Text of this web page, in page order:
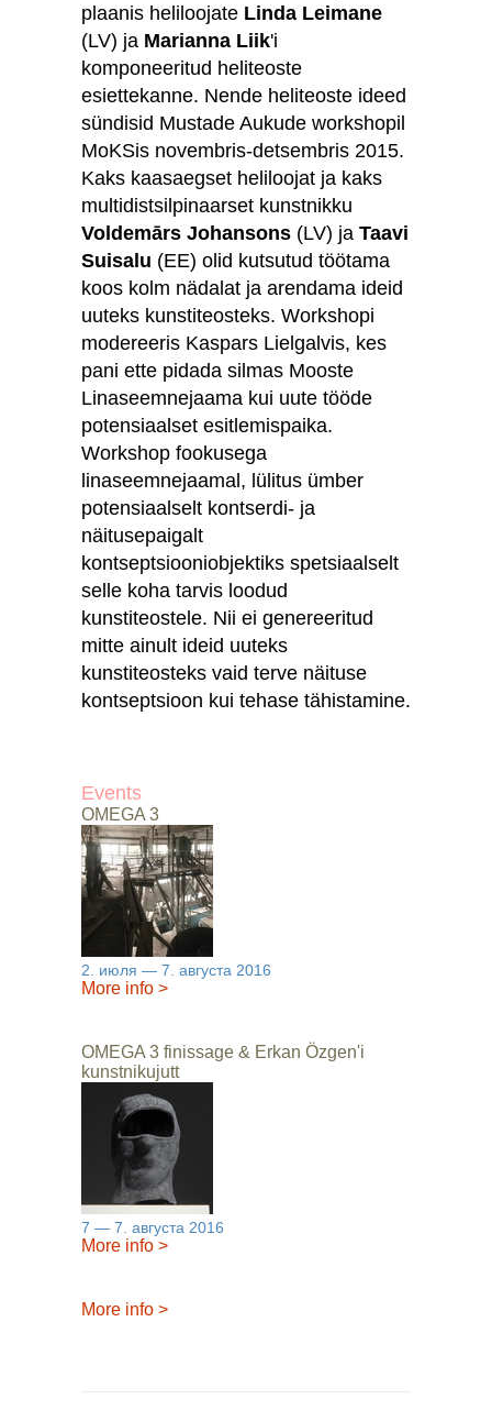
plaanis heliloojate Linda Leimane
(LV) ja Marianna Liik'i
komponeeritud heliteoste
esiettekanne. Nende heliteoste ideed
sündisid Mustade Aukude workshopil
MoKSis novembris-detsembris 2015.
Kaks kaasaegset heliloojat ja kaks
multidistsilpinaarset kunstnikku
Voldemārs Johansons (LV) ja Taavi
Suisalu (EE) olid kutsutud töötama
koos kolm nädalat ja arendama ideid
uuteks kunstiteosteks. Workshopi
modereeris Kaspars Lielgalvis, kes
pani ette pidada silmas Mooste
Linaseemnejaama kui uute tööde
potensiaalset esitlemispaika.
Workshop fookusega
linaseemnejaamal, lülitus ümber
potensiaalselt kontserdi- ja
näitusepaigalt
kontseptsiooniobjektiks spetsiaalselt
selle koha tarvis loodud
kunstiteostele. Nii ei genereeritud
mitte ainult ideid uuteks
kunstiteosteks vaid terve näituse
kontseptsioon kui tehase tähistamine.
Events
OMEGA 3
2. июля — 7. августа 2016
More info >
OMEGA 3 finissage & Erkan Özgen'i
kunstnikujutt
7 — 7. августа 2016
More info >
More info >